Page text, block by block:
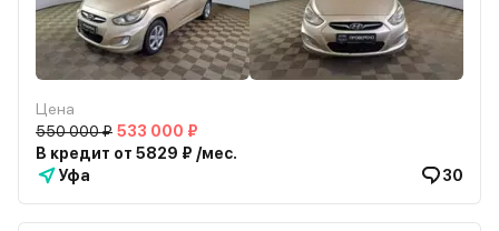
Цена
550 000 ₽ 533 000 ₽
В кредит от 5829 ₽ /мес.
Уфа
30